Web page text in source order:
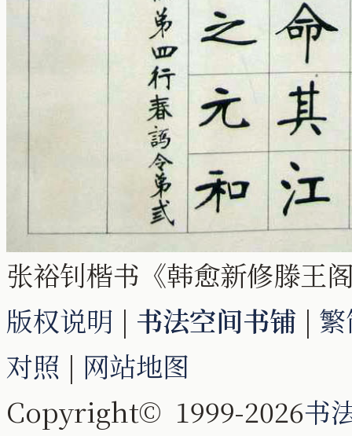
张裕钊楷书《韩愈新修滕王
版权说明 | 书法空间书铺 |
对照 | 网站地图
Copyright© 1999-2026书